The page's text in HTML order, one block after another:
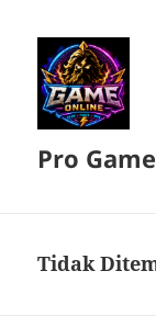
Pro
Tidak